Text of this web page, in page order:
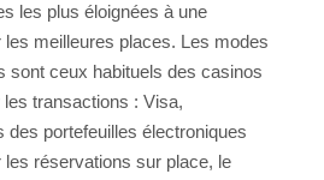
les plus éloignées à une
meilleures places. Les modes
sont ceux habituels des casinos
transactions : Visa,
des portefeuilles électroniques
réservations sur place, le